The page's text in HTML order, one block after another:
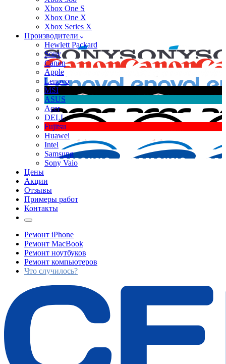
Xbox One S
Xbox One X
Xbox Series X
Производители
Hewlett Packard
Sony
Canon
Apple
Lenovo
MSI
ASUS
Acer
DELL
Fujitsu
Huawei
Intel
Samsung
Sony Vaio
Цены
Акции
Отзывы
Примеры работ
Контакты
Ремонт iPhone
Ремонт MacBook
Ремонт ноутбуков
Ремонт компьютеров
Что случилось?